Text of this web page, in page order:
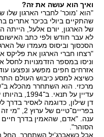
ואיך הוא עושה את זה?
"הוא 'מוכר' לחברי הארגון שלו
שהתקיים ביולי בכיכר אתרים
של הארגון, יורם אלעל, הייתה
לא עבר חודש ולפי כתב
הסכסוך וביסוס מעמדו של
"רצחו חברי הארגון את פליקס
וניסו במספר הזדמנויות לחסל
אזרחים חפים מפשע ונפצעו
כשיצא למסע כיבוש העולם
עדיין על
דן שילון, כדוגמה לאסיר בדרך
ענה. "אדם, שהאמין בדרך
הסוהר".
אבל כשאברג'יל השתחרר, החל